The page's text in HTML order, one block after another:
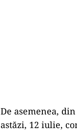
De asemenea,
astăzi, 12 iulie,